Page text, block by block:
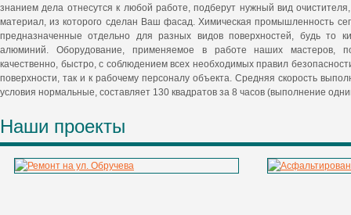
знанием дела отнесутся к любой работе, подберут нужный вид
материал, из которого сделан Ваш фасад. Химическая промышленность
предназначенные отдельно для разных видов поверхностей, будь то
алюминий. Оборудование, применяемое в работе наших мастеров,
качественно, быстро, с соблюдением всех необходимых правил
поверхности, так и к рабочему персоналу объекта. Средняя скорость
условия нормальные, составляет 130 квадратов за 8 часов (выполнение
Наши проекты